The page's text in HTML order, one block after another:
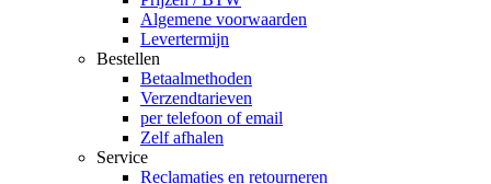
Algemene voorwaarden
Levertermijn
Bestellen
Betaalmethoden
Verzendtarieven
per telefoon of email
Zelf afhalen
Service
Reclamaties en retourneren